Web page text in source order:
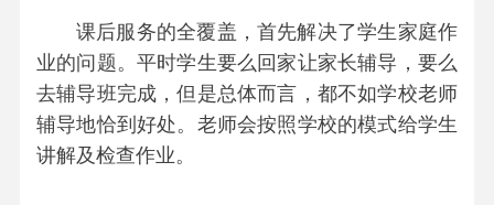
课后服务的全覆盖，首先解决了学生家庭作
业的问题。平时学生要么回家让家长辅导，要么
去辅导班完成，但是总体而言，都不如学校老师
辅导地恰到好处。老师会按照学校的模式给学生
讲解及检查作业。